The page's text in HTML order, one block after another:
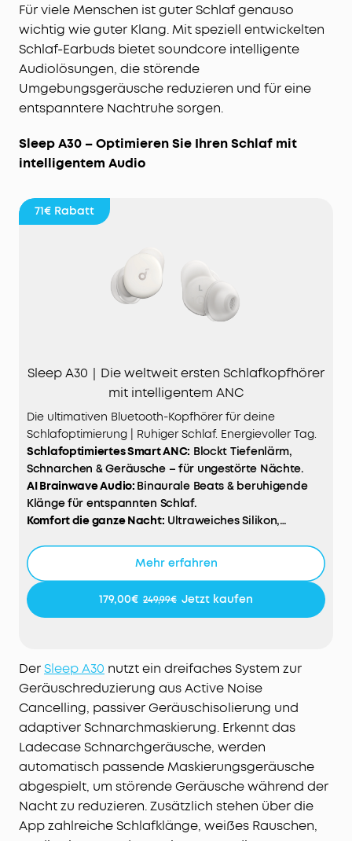
Für viele Menschen ist guter Schlaf genauso
wichtig wie guter Klang. Mit speziell entwickelten
Schlaf-Earbuds bietet soundcore intelligente
Audiolösungen, die störende
Umgebungsgeräusche reduzieren und für eine
entspanntere Nachtruhe sorgen.
Sleep A30 – Optimieren Sie Ihren Schlaf mit
intelligentem Audio
71€ Rabatt
Sleep A30｜Die weltweit ersten Schlafkopfhörer
mit intelligentem ANC
Die ultimativen Bluetooth-Kopfhörer für deine
Schlafoptimierung | Ruhiger Schlaf. Energievoller Tag.
Schlafoptimiertes Smart ANC: Blockt Tiefenlärm,
Schnarchen & Geräusche – für ungestörte Nächte.
AI Brainwave Audio: Binaurale Beats & beruhigende
Klänge für entspannten Schlaf.
Komfort die ganze Nacht: Ultraweiches Silikon,
Adaptive Schnarchmaskierung:
Das smarte Ladecase
erkennt Schnarchen mit 93% Genauigkeit* und
blendet es in Echtzeit aus.
Dein All-in-One Schlaf:Entdecke Bewegungen, Muster,
Für optimale Ergebnisse das Ladecase der
Schlafkopfhörer innerhalb von 1,5m zur
Schnarchquelle platzieren. Daten stammen aus dem
soundcore Acoustic Lab.
Mehr erfahren
179,00€ 249,99€ Jetzt kaufen
Der Sleep A30 nutzt ein dreifaches System zur
Geräuschreduzierung aus Active Noise
Cancelling, passiver Geräuschisolierung und
adaptiver Schnarchmaskierung. Erkennt das
Ladecase Schnarchgeräusche, werden
automatisch passende Maskierungsgeräusche
abgespielt, um störende Geräusche während der
Nacht zu reduzieren. Zusätzlich stehen über die
App zahlreiche Schlafklänge, weißes Rauschen,